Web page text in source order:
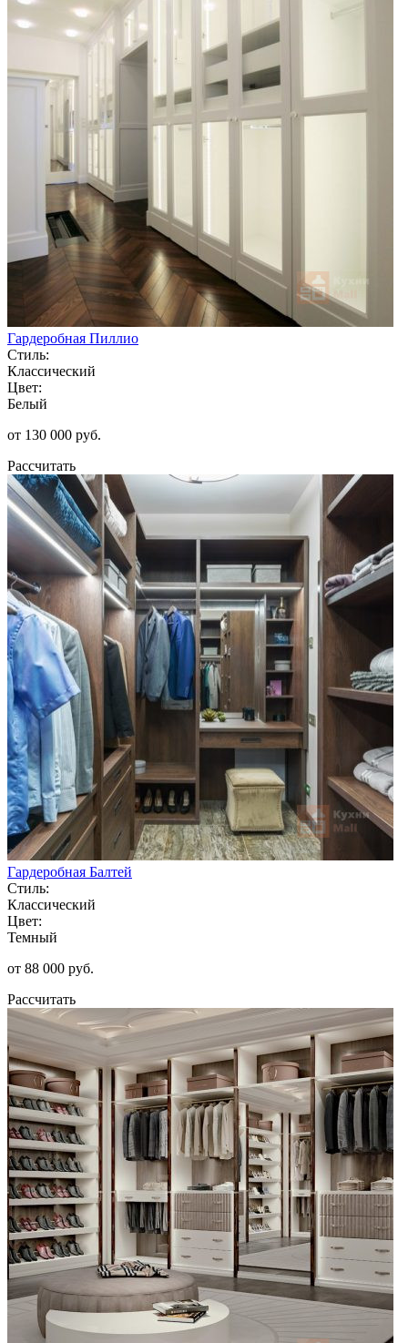
Гардеробная Пиллио
Стиль:
Классический
Цвет:
Белый
от 130 000 руб.
Рассчитать
Гардеробная Балтей
Стиль:
Классический
Цвет:
Темный
от 88 000 руб.
Рассчитать